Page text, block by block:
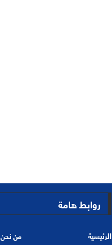
روابط هامة
الرئيسية من نحن